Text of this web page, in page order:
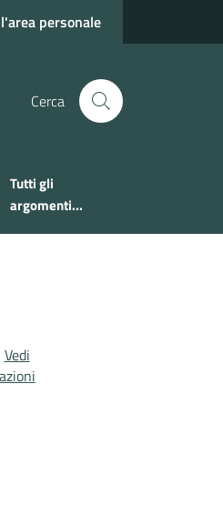
personale
Cerca
Tutti gli
argomenti...
Vedi
azioni